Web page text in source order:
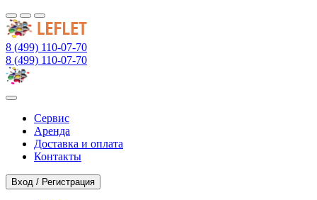
8 (499) 110-07-70
8 (499) 110-07-70
Сервис
Аренда
Доставка и оплата
Контакты
Вход / Регистрация